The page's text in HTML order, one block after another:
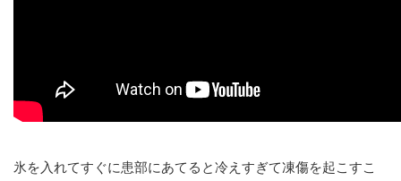
氷を入れてすぐに患部にあてると冷えすぎて凍傷を起こすこ